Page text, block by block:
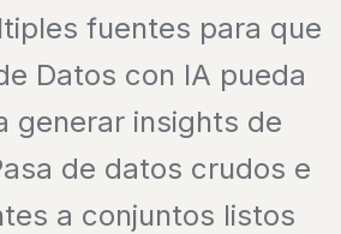
fuentes para que
Datos con IA pueda
generar insights de
de datos crudos e
a conjuntos listos